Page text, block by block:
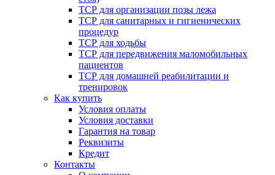
ТСР для организации позы лежа
ТСР для санитарных и гигиенических
процедур
ТСР для ходьбы
ТСР для передвижения маломобильных
пациентов
ТСР для домашней реабилитации и
тренировок
Как купить
Условия оплаты
Условия доставки
Гарантия на товар
Реквизиты
Кредит
Контакты